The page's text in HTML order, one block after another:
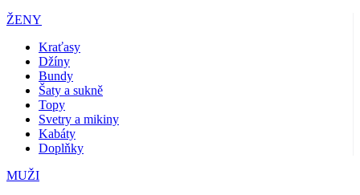
ŽENY
Kraťasy
Džíny
Bundy
Šaty a sukně
Topy
Svetry a mikiny
Kabáty
Doplňky
MUŽI